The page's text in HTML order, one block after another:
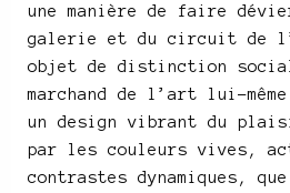
une manière de faire
galerie et du circuit de
objet de distinction
marchand de l’art lui-
un design vibrant du
par les couleurs vives,
contrastes dynamiques,